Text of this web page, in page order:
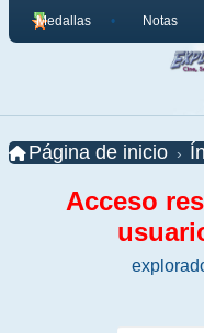
Medallas Notas
Página de inicio
Acceso